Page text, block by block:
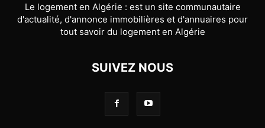
Le logement en Algérie : est un site communautaire
d'actualité, d'annonce immobilières et d'annuaires pour
tout savoir du logement en Algérie
SUIVEZ NOUS